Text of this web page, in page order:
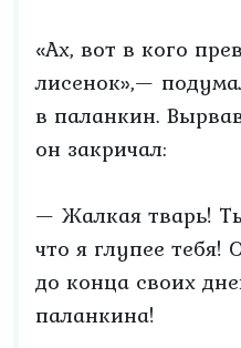
«Ах, вот в кого
лисенок»,—
в паланкин.
он закричал:
— Жалкая тварь!
что я глупее
до конца своих
паланкина!